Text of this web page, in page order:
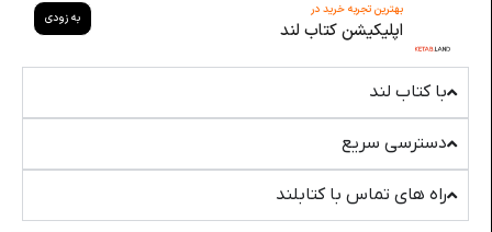
بهترین تجربه خرید در
اپلیکیشن کتاب لند
به زودی
با کتاب لند
دسترسی سریع
راه های تماس با کتابلند